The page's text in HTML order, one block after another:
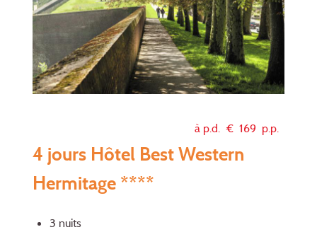
à p.d. € 169 p.p.
4 jours Hôtel Best Western
Hermitage ****
3 nuits